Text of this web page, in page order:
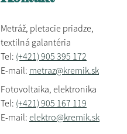
Metráž, pletacie priadze,
textilná galantéria
Tel: (+421) 905 395 172
E-mail: metraz@kremik.sk
Fotovoltaika, elektronika
Tel: (+421) 905 167 119
E-mail: elektro@kremik.sk